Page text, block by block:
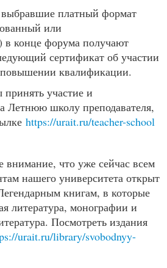
выбравшие платный формат
или
конце форума получают
сертификат об участии
квалификации.
участие и
Летнюю школу преподавателя,
https://urait.ru/teacher-school
внимание, что уже сейчас всем
нашего университета открыт
книгам, в которые
литература, монографии и
Посмотреть издания
urait.ru/library/svobodnyy-